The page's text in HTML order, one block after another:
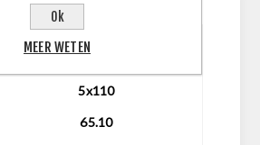
21
5x110
65.10
Ok
MEER WETEN